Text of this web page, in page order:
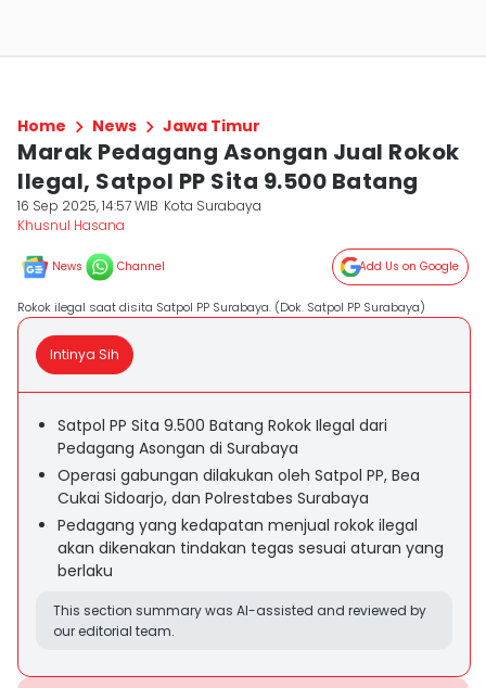
Home News Jawa Timur
Marak Pedagang Asongan Jual Rokok
Ilegal, Satpol PP Sita 9.500 Batang
16 Sep 2025, 14:57 WIB Kota Surabaya
Khusnul Hasana
News Channel Add Us on Google
Rokok ilegal saat disita Satpol PP Surabaya. (Dok. Satpol PP Surabaya)
Intinya Sih
Satpol PP Sita 9.500 Batang Rokok Ilegal dari
Pedagang Asongan di Surabaya
Operasi gabungan dilakukan oleh Satpol PP, Bea
Cukai Sidoarjo, dan Polrestabes Surabaya
Pedagang yang kedapatan menjual rokok ilegal
akan dikenakan tindakan tegas sesuai aturan yang
berlaku
This section summary was AI-assisted and reviewed by
our editorial team.